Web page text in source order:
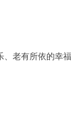
老有所依的幸福